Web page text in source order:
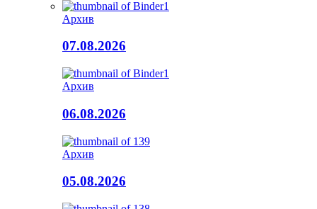
Архив
07.08.2026
Архив
06.08.2026
Архив
05.08.2026